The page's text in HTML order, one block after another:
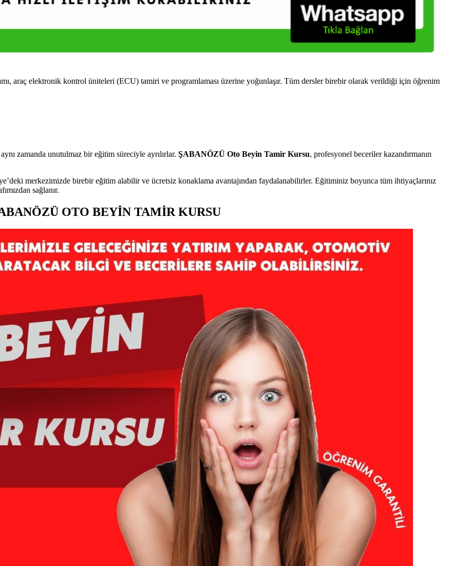
araç elektronik kontrol üniteleri (ECU) tamiri ve programlaması üzerine yoğunlaşır. Tüm dersler birebir olarak verildiği için öğrenim
zamanda unutulmaz bir eğitim süreciyle ayrılırlar. ŞABANÖZÜ Oto Beyin Tamir Kursu, profesyonel beceriler kazandırmanın
merkezimizde birebir eğitim alabilir ve ücretsiz konaklama avantajından faydalanabilirler. Eğitiminiz boyunca tüm ihtiyaçlarınız
sağlanır.
OTO BEYİN TAMİR KURSU